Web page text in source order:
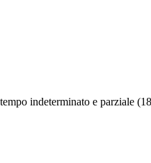
indeterminato e parziale